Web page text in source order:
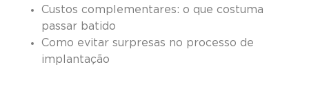
Custos complementares: o que costuma
passar batido
Como evitar surpresas no processo de
implantação